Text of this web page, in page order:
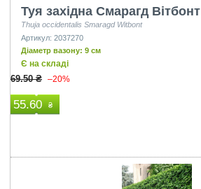
Туя західна Смарагд Вітбонт
Thuja occidentalis Smaragd Witbont
Артикул: 2037270
Діаметр вазону: 9 см
Є на складі
69.50 ₴ –20%
55.60 ₴